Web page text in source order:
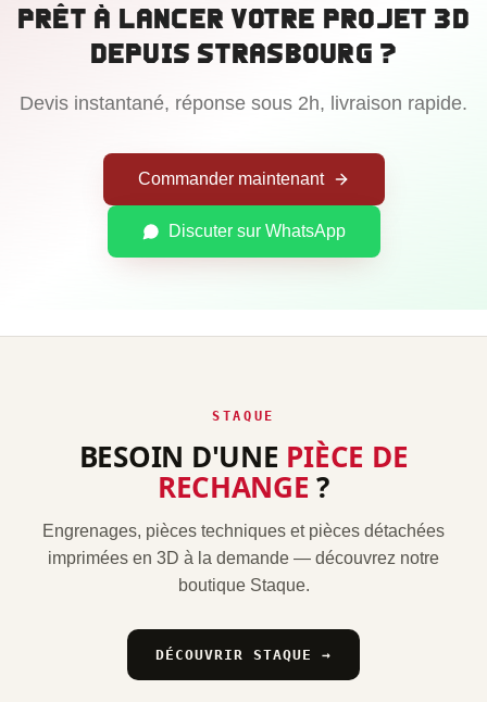
Prêt à lancer votre projet 3D
depuis Strasbourg ?
Devis instantané, réponse sous 2h, livraison rapide.
Commander maintenant
Discuter sur WhatsApp
STAQUE
BESOIN D'UNE PIÈCE DE
RECHANGE ?
Engrenages, pièces techniques et pièces détachées
imprimées en 3D à la demande — découvrez notre
boutique Staque.
DÉCOUVRIR STAQUE →